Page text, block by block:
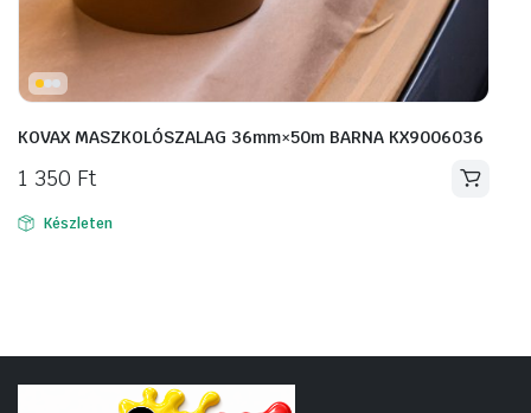
KOVAX MASZKOLÓSZALAG 36mm×50m BARNA KX9006036
1 350 Ft
Készleten